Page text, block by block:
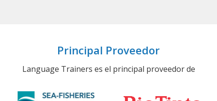
Principal Proveedor
Language Trainers es el principal proveedor de